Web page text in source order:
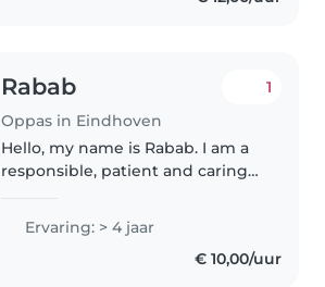
Rabab
Oppas in Eindhoven
1
Hello, my name is Rabab. I am a
responsible, patient and caring
citizen and I recently moved to
the Netherlands a few months
ago. I am currently adapting..
Ervaring: > 4 jaar
€ 10,00/uur